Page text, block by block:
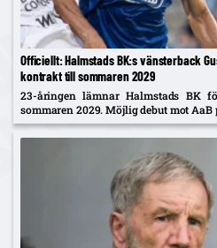
Officiellt: Halmstads BK:s vänsterback
kontrakt till sommaren 2029
23-åringen lämnar Halmstads
sommaren 2029. Möjlig debut mot AaB